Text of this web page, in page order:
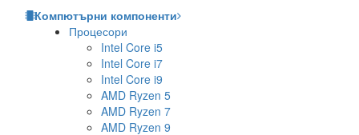
Компютърни компоненти
Процесори
Intel Core i5
Intel Core i7
Intel Core i9
AMD Ryzen 5
AMD Ryzen 7
AMD Ryzen 9